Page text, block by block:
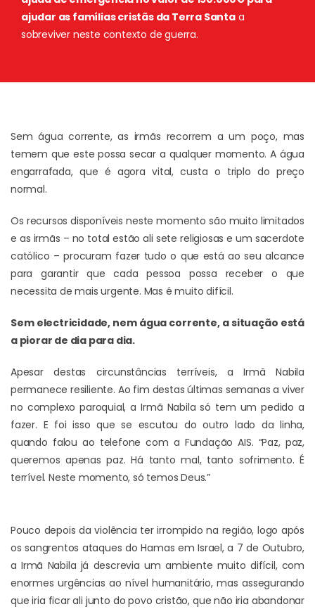
ajudar as famílias cristãs da Terra Santaa
sobreviver neste contexto de guerra.
Sem água corrente, as irmãs recorrem a um poço, mas
temem que este possa secar a qualquer momento. A água
engarrafada, que é agora vital, custa o triplo do preço
normal.
Os recursos disponíveis neste momento são muito limitados
e as irmãs – no total estão ali sete religiosas e um sacerdote
católico – procuram fazer tudo o que está ao seu alcance
para garantir que cada pessoa possa receber o que
necessita de mais urgente. Mas é muito difícil.
Sem electricidade, nem água corrente, a situação está
a piorar de dia para dia.
Apesar destas circunstâncias terríveis, a Irmã Nabila
permanece resiliente. Ao fim destas últimas semanas a viver
no complexo paroquial, a Irmã Nabila só tem um pedido a
fazer. E foi isso que se escutou do outro lado da linha,
quando falou ao telefone com a Fundação AIS. “Paz, paz,
queremos apenas paz. Há tanto mal, tanto sofrimento. É
terrível. Neste momento, só temos Deus.”
Pouco depois da violência ter irrompido na região, logo após
os sangrentos ataques do Hamas em Israel, a 7 de Outubro,
a Irmã Nabila já descrevia um ambiente muito difícil, com
enormes urgências ao nível humanitário, mas assegurando
que iria ficar ali junto do povo cristão, que não iria abandonar